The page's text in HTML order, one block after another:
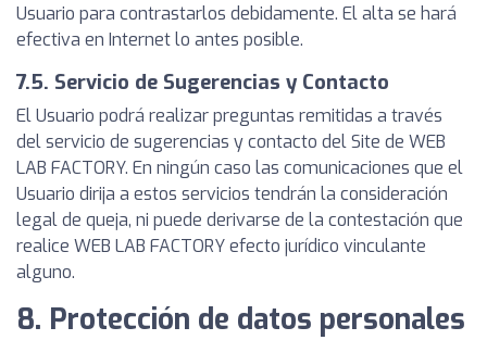
Usuario para contrastarlos debidamente. El alta se hará
efectiva en Internet lo antes posible.
7.5. Servicio de Sugerencias y Contacto
El Usuario podrá realizar preguntas remitidas a través
del servicio de sugerencias y contacto del Site de WEB
LAB FACTORY. En ningún caso las comunicaciones que el
Usuario dirija a estos servicios tendrán la consideración
legal de queja, ni puede derivarse de la contestación que
realice WEB LAB FACTORY efecto jurídico vinculante
alguno.
8. Protección de datos personales